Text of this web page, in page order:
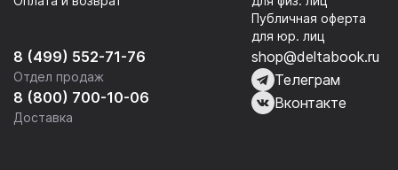
8 (499) 552-71-76
Отдел продаж
8 (800) 700-10-06
Доставка
Публичная оферта
для юр. лиц
shop@deltabook.ru
Телеграм
Вконтакте